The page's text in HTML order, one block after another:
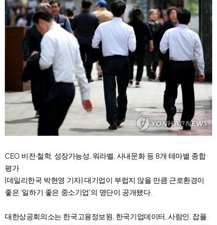
CEO 비전·철학, 성장가능성, 워라벨, 사내문화 등 8개 테마별 종합
평가
[데일리한국 박현영 기자] 대기업이 부럽지 않을 만큼 근로환경이
좋은 ‘일하기 좋은 중소기업’의 명단이 공개됐다.
대한상공회의소는 한국고용정보원, 한국기업데이터, 사람인, 잡플